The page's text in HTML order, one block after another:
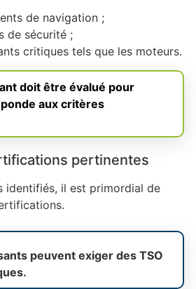
de navigation ;
de sécurité ;
critiques tels que les moteurs.
doit être évalué pour
aux critères
pertinentes
identifiés, il est primordial de
peuvent exiger des TSO